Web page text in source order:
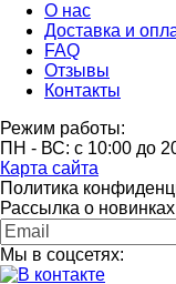
О нас
Доставка и
FAQ
Отзывы
Контакты
Режим работы:
ПН - ВС: с 10:00 до
Карта сайта
Политика
Рассылка о
Мы в соцсетях: